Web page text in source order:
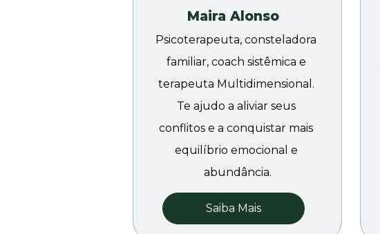
Saiba Mais
Psicoterapeuta, consteladora
familiar, coach sistêmica e
terapeuta Multidimensional.
Te ajudo a aliviar seus
conflitos e a conquistar mais
equilíbrio emocional e
abundância.
Maira Alonso